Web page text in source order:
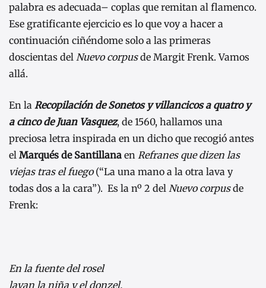
palabra es adecuada– coplas que remitan al flamenco.
Ese gratificante ejercicio es lo que voy a hacer a
continuación ciñéndome solo a las primeras
doscientas del Nuevo corpusde Margit Frenk. Vamos
allá.
En la Recopilación de Sonetos y villancicos a quatro y
a cinco de Juan Vasquez, de 1560, hallamos una
preciosa letra inspirada en un dicho que recogió antes
el Marqués de Santillana en Refranes que dizen las
viejas tras el fuego(“La una mano a la otra lava y
todas dos a la cara”). Es la nº 2 del Nuevo corpusde
Frenk:
En la fuente del rosel
lavan la niña y el donzel.